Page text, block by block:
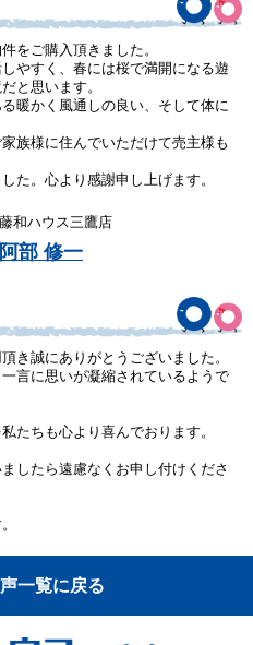
をご購入頂きました。
やすく、春には桜で満開になる遊
と思います。
暖かく風通しの良い、そして体に
族様に住んでいただけて売主様も
た。心より感謝申し上げます。
藤和ハウス三鷹店
阿部 修一
き誠にありがとうございました。
言に思いが凝縮されているようで
たちも心より喜んでおります。
したら遠慮なくお申し付けくださ
一覧に戻る